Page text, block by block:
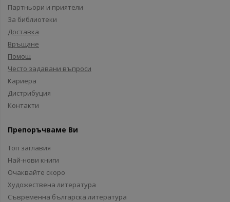
Партньори и приятели
За библиотеки
Доставка
Връщане
Помощ
Често задавани въпроси
Кариера
Дистрибуция
Контакти
Препоръчваме Ви
Топ заглавия
Най-нови книги
Очаквайте скоро
Художествена литература
Съвременна българска литература